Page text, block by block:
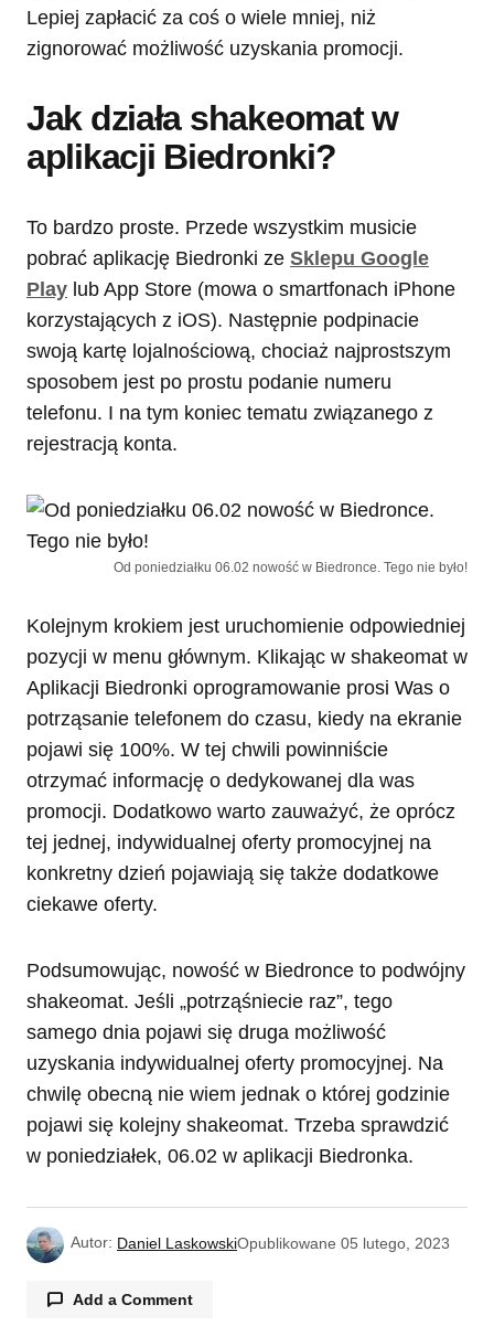
Lepiej zapłacić za coś o wiele mniej, niż
zignorować możliwość uzyskania promocji.
Jak działa shakeomat w
aplikacji Biedronki?
To bardzo proste. Przede wszystkim musicie
pobrać aplikację Biedronki ze Sklepu Google
Play lub App Store (mowa o smartfonach iPhone
korzystających z iOS). Następnie podpinacie
swoją kartę lojalnościową, chociaż najprostszym
sposobem jest po prostu podanie numeru
telefonu. I na tym koniec tematu związanego z
rejestracją konta.
Od poniedziałku 06.02 nowość w Biedronce. Tego nie było!
Kolejnym krokiem jest uruchomienie odpowiedniej
pozycji w menu głównym. Klikając w shakeomat w
Aplikacji Biedronki oprogramowanie prosi Was o
potrząsanie telefonem do czasu, kiedy na ekranie
pojawi się 100%. W tej chwili powinniście
otrzymać informację o dedykowanej dla was
promocji. Dodatkowo warto zauważyć, że oprócz
tej jednej, indywidualnej oferty promocyjnej na
konkretny dzień pojawiają się także dodatkowe
ciekawe oferty.
Podsumowując, nowość w Biedronce to podwójny
shakeomat. Jeśli „potrząśniecie raz”, tego
samego dnia pojawi się druga możliwość
uzyskania indywidualnej oferty promocyjnej. Na
chwilę obecną nie wiem jednak o której godzinie
pojawi się kolejny shakeomat. Trzeba sprawdzić
w poniedziałek, 06.02 w aplikacji Biedronka.
Autor: Daniel LaskowskiOpublikowane 05 lutego, 2023
Add a Comment